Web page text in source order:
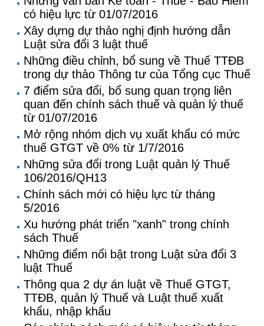
có hiệu lực từ 01/07/2016
Xây dựng dự thảo nghị định hướng dẫn
Luật sửa đổi 3 luật thuế
Những điều chỉnh, bổ sung về Thuế TTĐB
trong dự thảo Thông tư của Tổng cục Thuế
7 điểm sửa đổi, bổ sung quan trọng liên
quan đến chính sách thuế và quản lý thuế
từ 01/07/2016
Mở rộng nhóm dịch vụ xuất khẩu có mức
thuế GTGT về 0% từ 1/7/2016
Những sửa đổi trong Luật quản lý Thuế
106/2016/QH13
Chính sách mới có hiệu lực từ tháng
5/2016
Xu hướng phát triển "xanh" trong chính
sách Thuế
Những điểm nổi bật trong Luật sửa đổi 3
luật Thuế
Thông qua 2 dự án luật về Thuế GTGT,
TTĐB, quản lý Thuế và Luật thuế xuất
khẩu, nhập khẩu